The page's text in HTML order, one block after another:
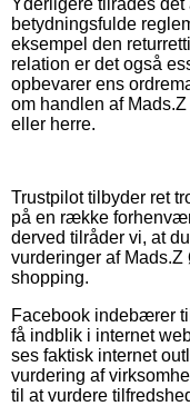
betydningsfulde
eksempel den
relation er det også
opbevarer ens
om handlen af
eller herre.
Trustpilot tilbyder ret
på en række
derved tilråder vi, at
vurderinger af
shopping.
Facebook indebærer
få indblik i internet
ses faktisk internet
vurdering af
til at vurdere